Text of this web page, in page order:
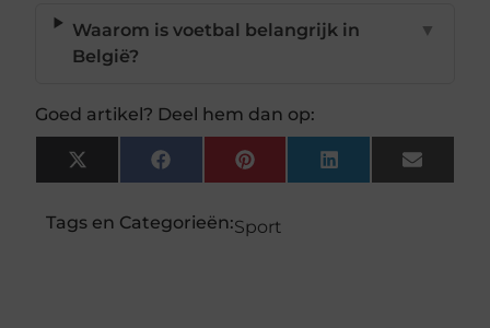
Waarom is voetbal belangrijk in
België?
▼
Goed artikel? Deel hem dan op:
X
(Twitter)
FacebookPinterestLinkedInEmail
Tags en Categorieën:Sport